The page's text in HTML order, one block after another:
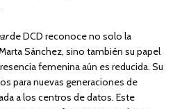
de DCD reconoce no solo la
Sánchez, sino también su papel
femenina aún es reducida. Su
para nuevas generaciones de
a los centros de datos. Este